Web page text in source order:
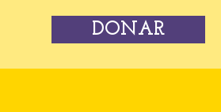
DONAR